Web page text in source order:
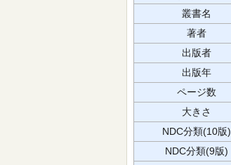
叢書名
著者
出版者
出版年
ページ数
大きさ
NDC分類(10版)
NDC分類(9版)